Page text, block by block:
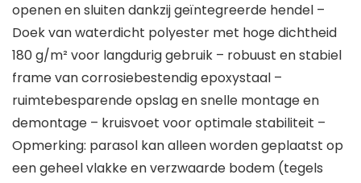
openen en sluiten dankzij geïntegreerde hendel –
Doek van waterdicht polyester met hoge dichtheid
180 g/m² voor langdurig gebruik – robuust en stabiel
frame van corrosiebestendig epoxystaal –
ruimtebesparende opslag en snelle montage en
demontage – kruisvoet voor optimale stabiliteit –
Opmerking: parasol kan alleen worden geplaatst op
een geheel vlakke en verzwaarde bodem (tegels